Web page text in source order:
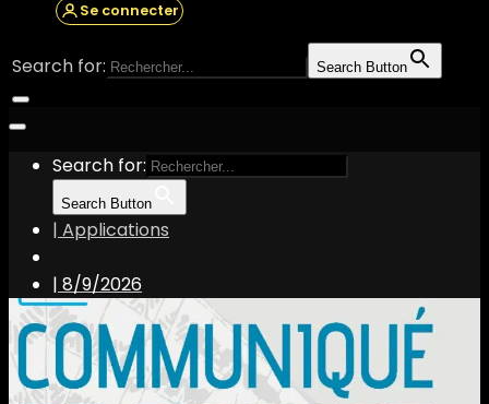
Se connecter
Search for: Search Button
Search for:
Search Button
| Applications
| 8/9/2026